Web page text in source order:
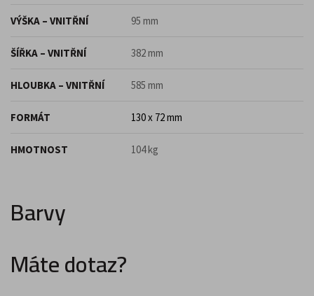
VÝŠKA – VNITŘNÍ 95 mm
ŠÍŘKA – VNITŘNÍ 382 mm
HLOUBKA – VNITŘNÍ 585 mm
FORMÁT 130 x 72 mm
HMOTNOST 104 kg
Barvy
Máte dotaz?